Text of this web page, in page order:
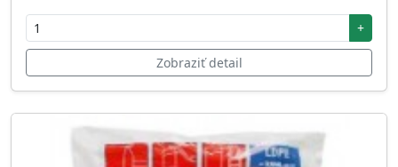
+
Zobraziť detail